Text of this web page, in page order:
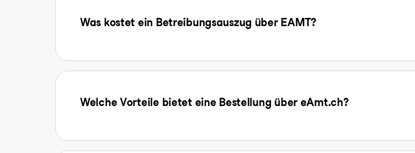
Was kostet ein Betreibungsauszug über EAMT?
Welche Vorteile bietet eine Bestellung über eAmt.ch?